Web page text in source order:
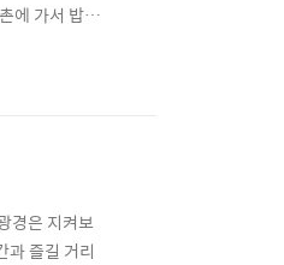
에 가서 밥을
치인
경은 지켜보
과 즐길 거리